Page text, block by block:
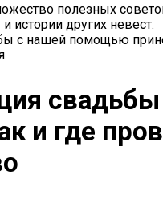
полезных
истории других невест.
с нашей помощью
и где